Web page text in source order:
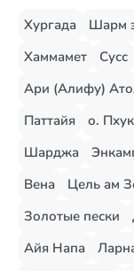
Хургада Шарм
Хаммамет
Сусс
Ари (Алифу)
Паттайя
о.
Шарджа
Вена
Цель ам
Золотые пески
Айя Напа